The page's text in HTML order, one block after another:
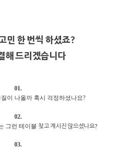
민 한 번씩 하셨죠?
해 드리겠습니다
01.
이 나올까 혹시 걱정하셨나요?
02.
그런 테이블 찾고 계시진 않으셨나요?
03.